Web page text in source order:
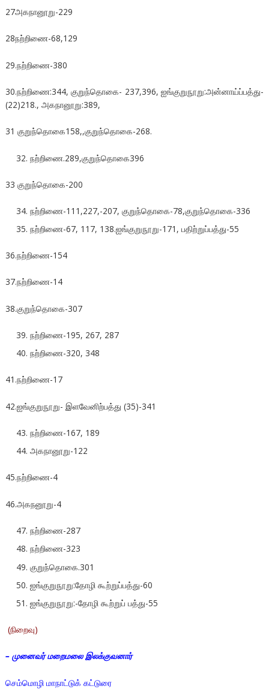
27அகநானூறு-229
28நற்றிணை-68,129
29.நற்றிணை-380
30.நற்றிணை:344, குறுந்தொகை- 237,396, ஐங்குறுநூறு:அன்னாய்ப்பத்து-
(22)218., அகநானூறு:389,
31 குறுந்தொகை158,,குறுந்தொகை-268.
நற்றிணை.289,குறுந்தொகை396
33 குறுந்தொகை-200
நற்றிணை-111,227,-207, குறுந்தொகை-78,குறுந்தொகை-336
நற்றிணை-67, 117, 138.ஐங்குறுநூறு-171, பதிற்றுப்பத்து-55
36.நற்றிணை-154
37.நற்றிணை-14
38.குறுந்தொகை-307
நற்றிணை-195, 267, 287
நற்றிணை-320, 348
41.நற்றிணை-17
42.ஐங்குறுநூறு- இளவேனிற்பத்து (35)-341
நற்றிணை-167, 189
அகநானூறு-122
45.நற்றிணை-4
46.அகநனூறு-4
நற்றிணை-287
நற்றிணை-323
குறுந்தொகை.301
ஐங்குறுநூறு:தோழி கூற்றுப்பத்து-60
ஐங்குறுநூறு:-தோழி கூற்றுப் பத்து-55
(நிறைவு)
– முனைவர் மறைமலை இலக்குவனார்
செம்மொழி மாநாட்டுக் கட்டுரை